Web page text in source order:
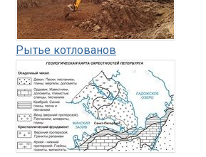
Рытье котлованов